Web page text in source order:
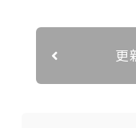
更